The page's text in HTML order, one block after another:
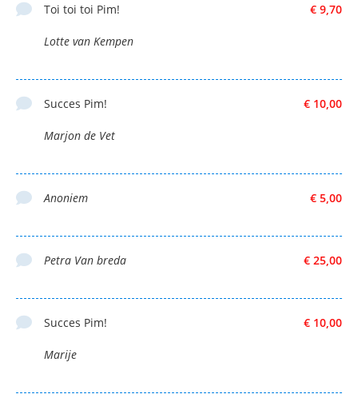
€ 9,70
Toi toi toi Pim!
Lotte van Kempen
€ 10,00
Succes Pim!
Marjon de Vet
€ 5,00
Anoniem
€ 25,00
Petra Van breda
€ 10,00
Succes Pim!
Marije